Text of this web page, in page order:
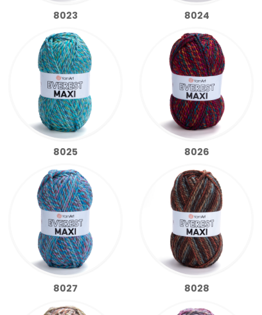
8023 8024
8025 8026
8027 8028